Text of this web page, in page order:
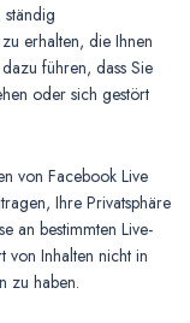
erhalten, die Ihnen
führen, dass Sie
oder sich gestört
von Facebook Live
Ihre Privatsphäre
an bestimmten Live-
von Inhalten nicht in
zu haben.